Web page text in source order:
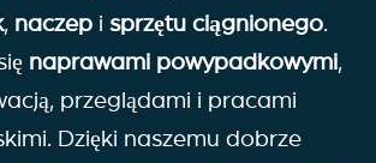
, naczep i sprzętu ciągnionego.
naprawami powypadkowymi,
przeglądami i pracami
Dzięki naszemu dobrze